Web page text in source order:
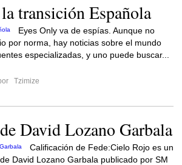
transición Española
Eyes Only va de espías. Aunque no
por norma, hay noticias sobre el mundo
especializadas, y uno puede buscar...
Tzimize
David Lozano Garbala
Calificación de Fede:Cielo Rojo es un
David Lozano Garbala publicado por SM